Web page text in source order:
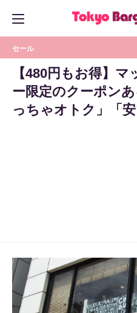
セール
【480円もお得】
ー限定のクーポン
っちゃオトク」「安